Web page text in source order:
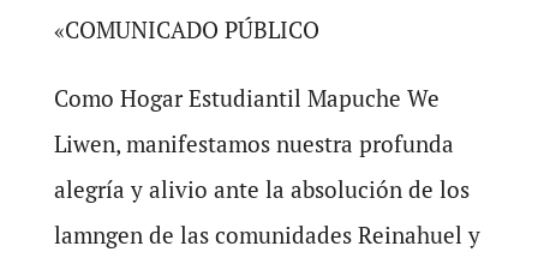
«COMUNICADO PÚBLICO
Como Hogar Estudiantil Mapuche We
Liwen, manifestamos nuestra profunda
alegría y alivio ante la absolución de los
lamngen de las comunidades Reinahuel y